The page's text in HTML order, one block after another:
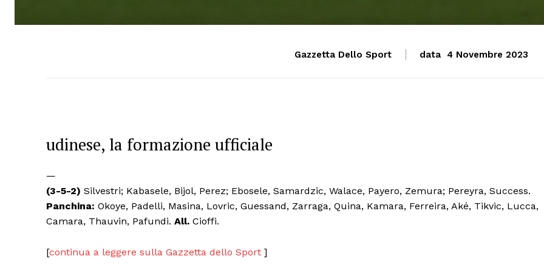
Gazzetta Dello Sport data 4 Novembre 2023
udinese, la formazione ufficiale
—
(3-5-2) Silvestri; Kabasele, Bijol, Perez; Ebosele, Samardzic, Walace, Payero, Zemura; Pereyra, Success.
Panchina: Okoye, Padelli, Masina, Lovric, Guessand, Zarraga, Quina, Kamara, Ferreira, Aké, Tikvic, Lucca,
Camara, Thauvin, Pafundi. All. Cioffi.
[continua a leggere sulla Gazzetta dello Sport ]